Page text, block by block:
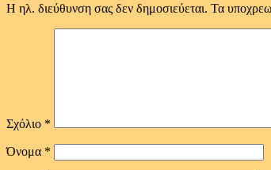
Η ηλ. διεύθυνση σας δεν δημοσιεύεται. Τα
Σχόλιο *
Όνομα *